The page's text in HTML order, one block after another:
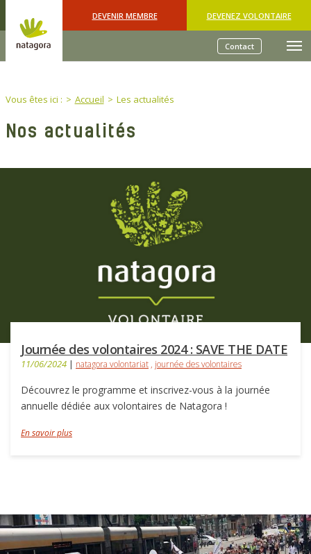
DEVENIR MEMBRE DEVENEZ VOLONTAIRE
Contact
You are here:
Vous êtes ici : Accueil Les actualités
Nos actualités
Journée des volontaires 2024 : SAVE THE DATE
11/06/2024 | natagora volontariat , journée des volontaires
Découvrez le programme et inscrivez-vous à la journée
annuelle dédiée aux volontaires de Natagora !
En savoir plus